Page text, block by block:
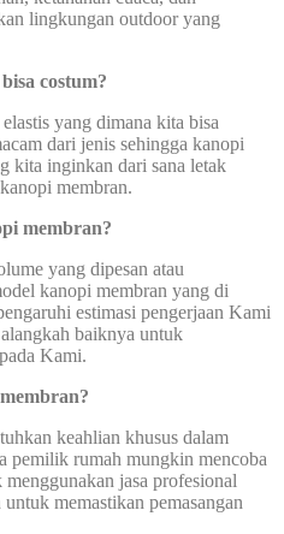
lingkungan outdoor yang
costum?
yang dimana kita bisa
dari jenis sehingga kanopi
kita inginkan dari sana letak
membran.
membran?
yang dipesan atau
kanopi membran yang di
estimasi pengerjaan Kami
baiknya untuk
Kami.
keahlian khusus dalam
pemilik rumah mungkin mencoba
jasa profesional
memastikan pemasangan